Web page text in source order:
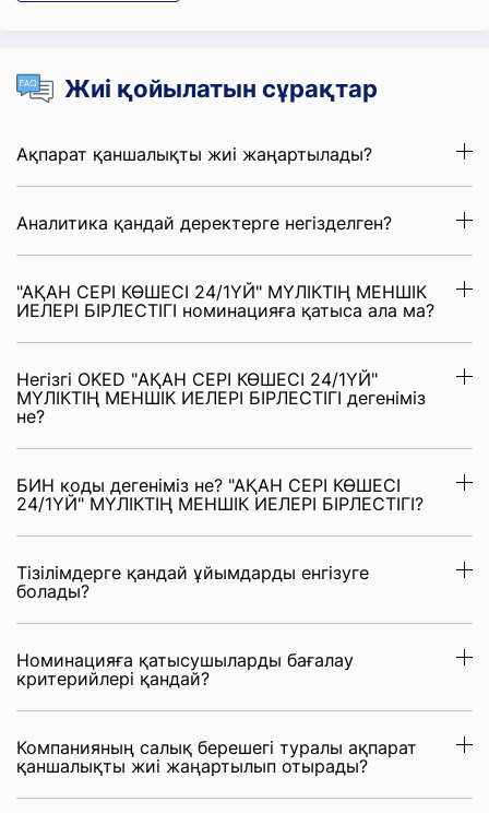
Жиі қойылатын сұрақтар
Ақпарат қаншалықты жиі жаңартылады?
Аналитика қандай деректерге негізделген?
"АҚАН СЕРІ КӨШЕСІ 24/1ҮЙ" МҮЛІКТІҢ МЕНШІК
ИЕЛЕРІ БІРЛЕСТІГІ номинацияға қатыса ала ма?
Негізгі OKED "АҚАН СЕРІ КӨШЕСІ 24/1ҮЙ"
МҮЛІКТІҢ МЕНШІК ИЕЛЕРІ БІРЛЕСТІГІ дегеніміз
не?
БИН коды дегеніміз не? "АҚАН СЕРІ КӨШЕСІ
24/1ҮЙ" МҮЛІКТІҢ МЕНШІК ИЕЛЕРІ БІРЛЕСТІГІ?
Тізілімдерге қандай ұйымдарды енгізуге
болады?
Номинацияға қатысушыларды бағалау
критерийлері қандай?
Компанияның салық берешегі туралы ақпарат
қаншалықты жиі жаңартылып отырады?